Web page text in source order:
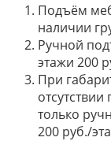
Подъём
наличии
Ручной
этажи 200
При
только
200 руб./